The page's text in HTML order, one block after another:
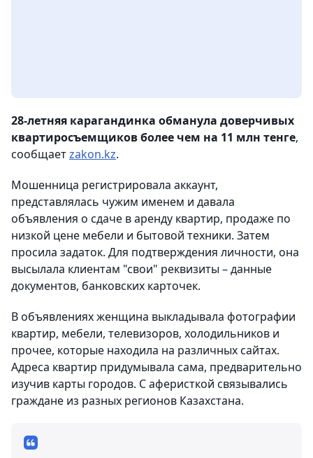
28-летняя карагандинка обманула доверчивых
квартиросъемщиков более чем на 11 млн тенге,
сообщаетzakon.kz.
Мошенница регистрировала аккаунт,
представлялась чужим именем и давала
объявления о сдаче в аренду квартир, продаже по
низкой цене мебели и бытовой техники. Затем
просила задаток. Для подтверждения личности, она
высылала клиентам "свои" реквизиты – данные
документов, банковских карточек.
В объявлениях женщина выкладывала фотографии
квартир, мебели, телевизоров, холодильников и
прочее, которые находила на различных сайтах.
Адреса квартир придумывала сама, предварительно
изучив карты городов. С аферисткой связывались
граждане из разных регионов Казахстана.